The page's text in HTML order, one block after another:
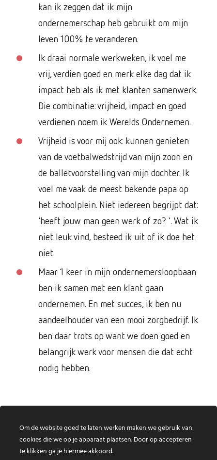
kan ik zeggen dat ik mijn
ondernemerschap heb gebruikt om mijn
leven 100% te veranderen.
Ik draai normale werkweken, ik voel me
vrij, verdien goed en merk elke dag dat ik
impact heb als ik met klanten samenwerk.
Die combinatie: vrijheid, impact en goed
verdienen noem ik Werelds Ondernemen.
Vrijheid is voor mij ook: kunnen genieten
van de voetbalwedstrijd van mijn zoon en
de balletvoorstelling van mijn dochter. Ik
voel me vaak de meest bekende papa op
het schoolplein. Niet iedereen begrijpt dat:
‘heeft jouw man geen werk of zo? ’. Wat ik
niet leuk vind, besteed ik uit of ik doe het
niet.
Maar 1 keer in mijn ondernemersloopbaan
ben ik samen met een klant gaan
ondernemen. En met succes, ik ben nu
aandeelhouder van een mooi zorgbedrijf. Ik
ben daar trots op want we doen goed en
belangrijk werk voor mensen die dat echt
nodig hebben.
© Ondernemers voor Ondernemers | Marconistraat 16, 3029 AK
Om de website goed te laten werken maken we gebruik van
cookies die we op je apparaat plaatsen. Door op accepteren
te klikken ga je hiermee akkoord.